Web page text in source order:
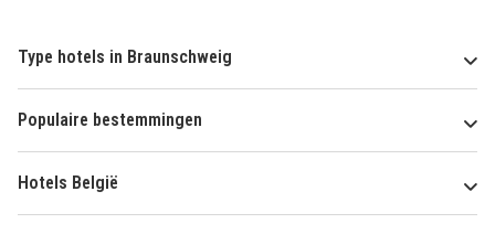
Type hotels in Braunschweig
Populaire bestemmingen
Hotels België